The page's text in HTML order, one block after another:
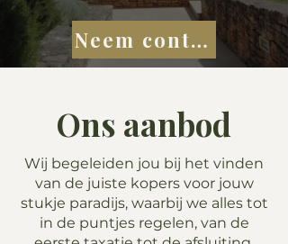
Neem contact op
Ons aanbod
Wij begeleiden jou bij het vinden
van de juiste kopers voor jouw
stukje paradijs, waarbij we alles tot
in de puntjes regelen, van de